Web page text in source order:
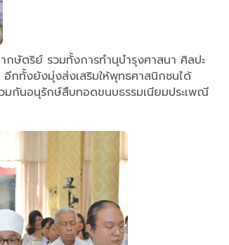
ษัตริย์ รวมทั้งการทำนุบำรุงศาสนา ศิลปะ
กทั้งยังมุ่งส่งเสริมให้พุทธศาสนิกชนได้
มกันอนุรักษ์สืบทอดขนบธรรมเนียมประเพณี